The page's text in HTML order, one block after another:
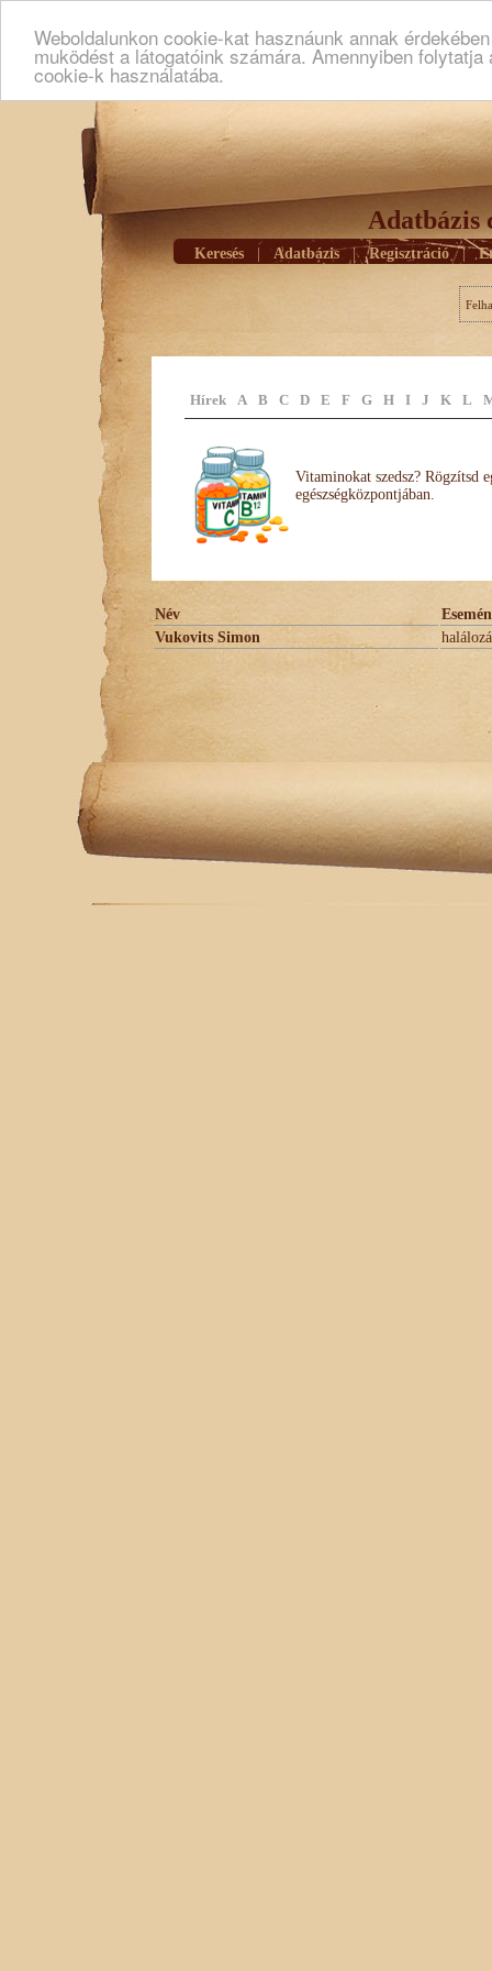
Weboldalunkon cookie-kat hasznáunk annak
muködést a látogatóink számára. Amennyiben
cookie-k használatába.
Adatbázis
Keresés Adatbázis | Regisztráció |
Hírek A B C D E F G H I J K L
Vitaminokat szedsz? Rögzítsd
egészségközpontjában.
Név
Vukovits Simon